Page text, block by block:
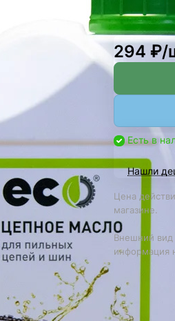
294 ₽/
Есть в
Нашли
Цена
магазине.
Внешний вид
информация